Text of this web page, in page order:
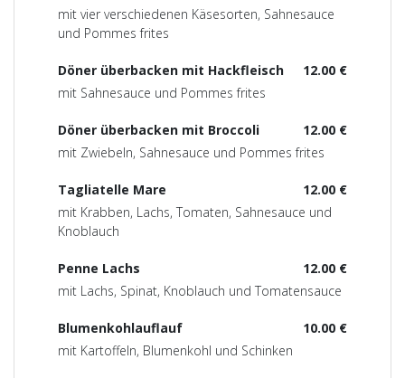
mit vier verschiedenen Käsesorten, Sahnesauce
und Pommes frites
12.00 €
Döner überbacken mit Hackfleisch
mit Sahnesauce und Pommes frites
12.00 €
Döner überbacken mit Broccoli
mit Zwiebeln, Sahnesauce und Pommes frites
12.00 €
Tagliatelle Mare
mit Krabben, Lachs, Tomaten, Sahnesauce und
Knoblauch
12.00 €
Penne Lachs
mit Lachs, Spinat, Knoblauch und Tomatensauce
10.00 €
Blumenkohlauflauf
mit Kartoffeln, Blumenkohl und Schinken